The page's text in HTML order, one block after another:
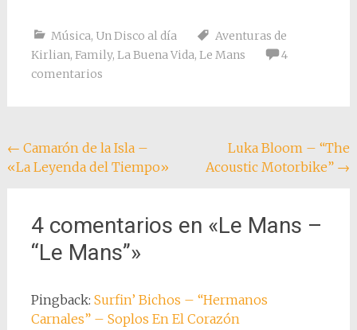
Música, Un Disco al día
Aventuras de
Kirlian, Family, La Buena Vida, Le Mans
4
comentarios
Navegación
de
← Camarón de la Isla –
«La Leyenda del Tiempo»
Luka Bloom – “The
Acoustic Motorbike” →
4 comentarios en «Le Mans –
“Le Mans”»
Pingback: Surfin’ Bichos – “Hermanos
Carnales” – Soplos En El Corazón